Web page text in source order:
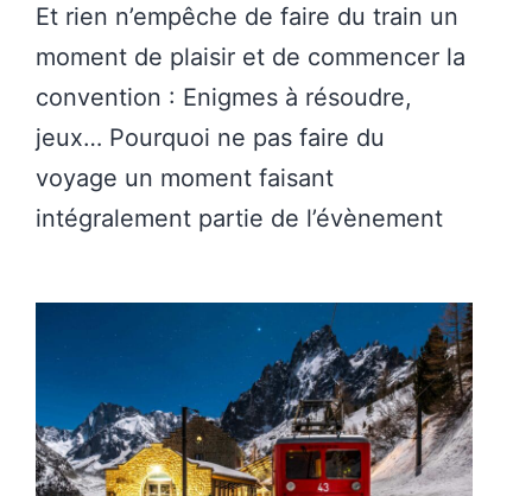
Et rien n’empêche de faire du train un
moment de plaisir et de commencer la
convention : Enigmes à résoudre,
jeux… Pourquoi ne pas faire du
voyage un moment faisant
intégralement partie de l’évènement